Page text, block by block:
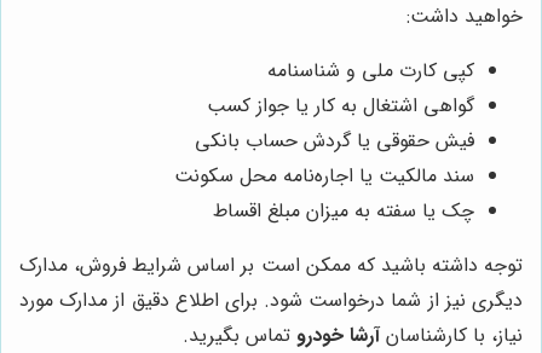
خواهید داشت:
کپی کارت ملی و شناسنامه
گواهی اشتغال به کار یا جواز کسب
فیش حقوقی یا گردش حساب بانکی
سند مالکیت یا اجاره‌نامه محل سکونت
چک یا سفته به میزان مبلغ اقساط
توجه داشته باشید که ممکن است بر اساس شرایط فروش، مدارک
دیگری نیز از شما درخواست شود. برای اطلاع دقیق از مدارک مورد
نیاز، با کارشناسانآرشا خودرو تماس بگیرید.